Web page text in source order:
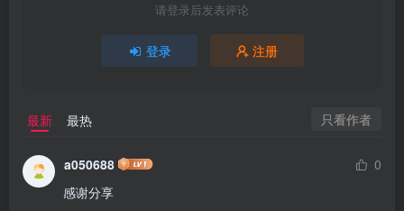
请登录后发表评论
登录 注册
最新 最热 只看作者
a050688
0
感谢分享